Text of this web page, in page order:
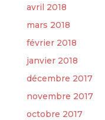
avril 2018
mars 2018
février 2018
janvier 2018
décembre 2017
novembre 2017
octobre 2017